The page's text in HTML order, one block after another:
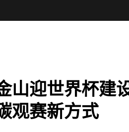
山迎世界杯建
观赛新方式